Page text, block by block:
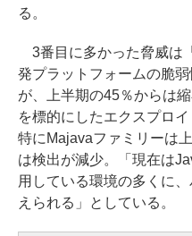
る。
3番目に多かった脅威は
発プラットフォームの脆
が、上半期の45％からは
を標的にしたエクスプロ
特にMajavaファミリーは
は検出が減少。「現在は
用している環境の多くに
えられる」としている。